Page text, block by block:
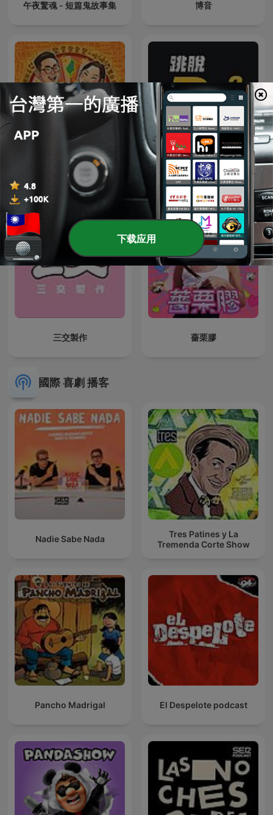
午夜驚魂 - 短篇鬼故事集 博音
寶島少年兄 跳脫Do式圈
三交製作 薔栗膠
國際 喜劇 播客
Nadie Sabe Nada
Tres Patines y La
Tremenda Corte Show
Pancho Madrigal El Despelote podcast
下载应用